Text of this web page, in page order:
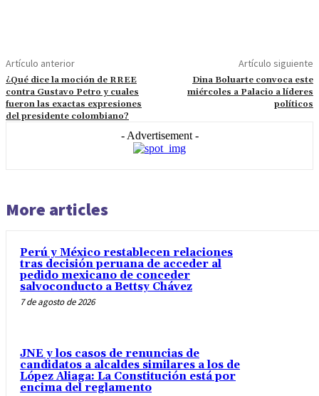
Artículo anterior
¿Qué dice la moción de RREE
contra Gustavo Petro y cuales
fueron las exactas expresiones
del presidente colombiano?
Artículo siguiente
Dina Boluarte convoca este
miércoles a Palacio a líderes
políticos
- Advertisement -
More articles
Perú y México restablecen relaciones
tras decisión peruana de acceder al
pedido mexicano de conceder
salvoconducto a Bettsy Chávez
7 de agosto de 2026
JNE y los casos de renuncias de
candidatos a alcaldes similares a los de
López Aliaga: La Constitución está por
encima del reglamento